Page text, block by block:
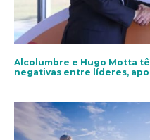
Alcolumbre e Hugo Motta
negativas entre líderes,